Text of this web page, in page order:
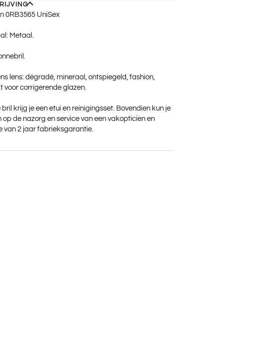
0RB3565 UniSex
Metaal.
lens: dégradé, mineraal, ontspiegeld, fashion,
voor corrigerende glazen.
bril krijg je een etui en reinigingsset. Bovendien kun je
op de nazorg en service van een vakopticien en
van 2 jaar fabrieksgarantie.